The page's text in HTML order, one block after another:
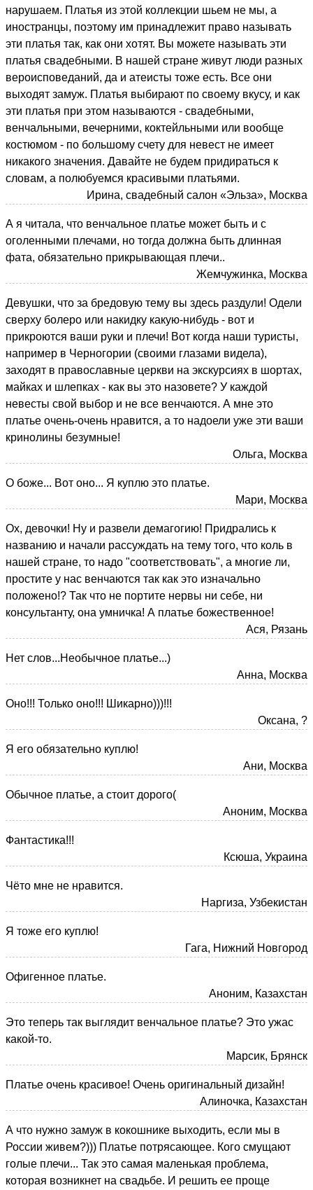
нарушаем. Платья из этой коллекции шьем не мы, а
иностранцы, поэтому им принадлежит право называть
эти платья так, как они хотят. Вы можете называть эти
платья свадебными. В нашей стране живут люди разных
вероисповеданий, да и атеисты тоже есть. Все они
выходят замуж. Платья выбирают по своему вкусу, и как
эти платья при этом называются - свадебными,
венчальными, вечерними, коктейльными или вообще
костюмом - по большому счету для невест не имеет
никакого значения. Давайте не будем придираться к
словам, а полюбуемся красивыми платьями.
Ирина, свадебный салон «Эльза», Москва
А я читала, что венчальное платье может быть и с
оголенными плечами, но тогда должна быть длинная
фата, обязательно прикрывающая плечи..
Жемчужинка, Москва
Девушки, что за бредовую тему вы здесь раздули! Одели
сверху болеро или накидку какую-нибудь - вот и
прикроются ваши руки и плечи! Вот когда наши туристы,
например в Черногории (своими глазами видела),
заходят в православные церкви на экскурсиях в шортах,
майках и шлепках - как вы это назовете? У каждой
невесты свой выбор и не все венчаются. А мне это
платье очень-очень нравится, а то надоели уже эти ваши
кринолины безумные!
Ольга, Москва
О боже... Вот оно... Я куплю это платье.
Мари, Москва
Ох, девочки! Ну и развели демагогию! Придрались к
названию и начали рассуждать на тему того, что коль в
нашей стране, то надо "соответствовать", а многие ли,
простите у нас венчаются так как это изначально
положено!? Так что не портите нервы ни себе, ни
консультанту, она умничка! А платье божественное!
Ася, Рязань
Нет слов...Необычное платье...)
Анна, Москва
Оно!!! Только оно!!! Шикарно)))!!!
Оксана, ?
Я его обязательно куплю!
Ани, Москва
Обычное платье, а стоит дорого(
Аноним, Москва
Фантастика!!!
Ксюша, Украина
Чёто мне не нравится.
Наргиза, Узбекистан
Я тоже его куплю!
Гага, Нижний Новгород
Офигенное платье.
Аноним, Казахстан
Это теперь так выглядит венчальное платье? Это ужас
какой-то.
Марсик, Брянск
Платье очень красивое! Очень оригинальный дизайн!
Алиночка, Казахстан
А что нужно замуж в кокошнике выходить, если мы в
России живем?))) Платье потрясающее. Кого смущают
голые плечи... Так это самая маленькая проблема,
которая возникнет на свадьбе. И решить ее проще